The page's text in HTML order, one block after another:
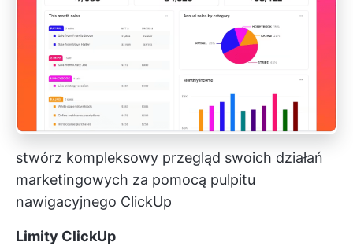
stwórz kompleksowy przegląd swoich działań
marketingowych za pomocą pulpitu
nawigacyjnego ClickUp
Limity ClickUp